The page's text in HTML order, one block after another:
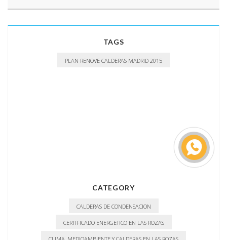
TAGS
PLAN RENOVE CALDERAS MADRID 2015
CATEGORY
CALDERAS DE CONDENSACION
CERTIFICADO ENERGETICO EN LAS ROZAS